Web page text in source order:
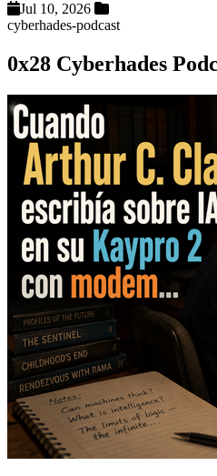
Jul 10, 2026
cyberhades-podcast
0x28 Cyberhades